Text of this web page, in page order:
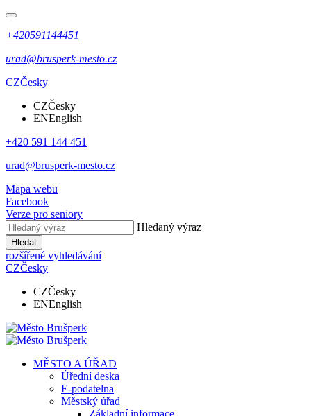
+420591144451
urad@brusperk-mesto.cz
CZČesky
CZČesky
ENEnglish
+420 591 144 451
urad@brusperk-mesto.cz
Mapa webu
Facebook
Verze pro seniory
Hledaný výraz
Hledat
rozšířené vyhledávání
CZČesky
CZČesky
ENEnglish
MĚSTO A ÚŘAD
Úřední deska
E-podatelna
Městský úřad
Základní informace